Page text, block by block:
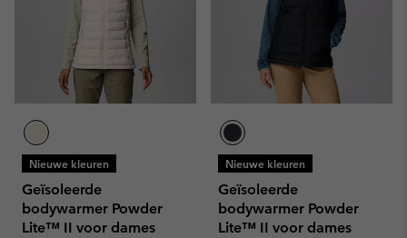
Nieuwe kleuren
Geïsoleerde
bodywarmer Powder
Lite™ II voor dames
Nieuwe kleuren
Geïsoleerde
bodywarmer Powder
Lite™ II voor dames